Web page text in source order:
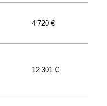
4 720 €
12 301 €